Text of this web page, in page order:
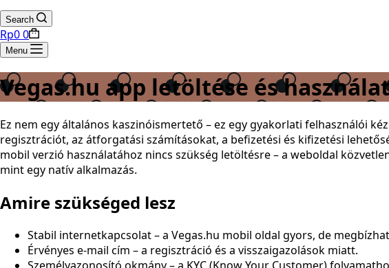
Search
Shopping
cart
Rp00
Menu
Vegas.hu app letöltése és
Ez nem egy általános kaszinóismertető – ez egy gyakorlati felhasználói
regisztrációt, az átforgatási számításokat, a befizetési és kifizetési
mobil verzió használatához nincs szükség letöltésre – a weboldal
mint egy natív alkalmazás.
Amire szükséged lesz
Stabil internetkapcsolat – a Vegas.hu mobil oldal gyors, de
Érvényes e-mail cím – a regisztráció és a visszaigazolások miatt.